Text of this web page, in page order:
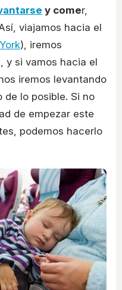
y comer,
viajamos hacia el
), iremos
y si vamos hacia el
iremos levantando
de lo posible. Si no
de empezar este
podemos hacerlo